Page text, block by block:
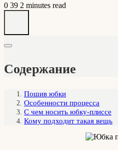
0 39 2 minutes read
Содержание
Пошив юбки
Особенности процесса
С чем носить юбку-плиссе
Кому подходит такая вещь